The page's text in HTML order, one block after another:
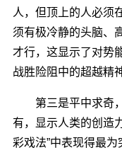
人，但顶上的人必须
须有极冷静的头脑、
才行，这显示了对势
战胜险阻中的超越精
第三是平中求奇，
有，显示人类的创造
彩戏法”中表现得最